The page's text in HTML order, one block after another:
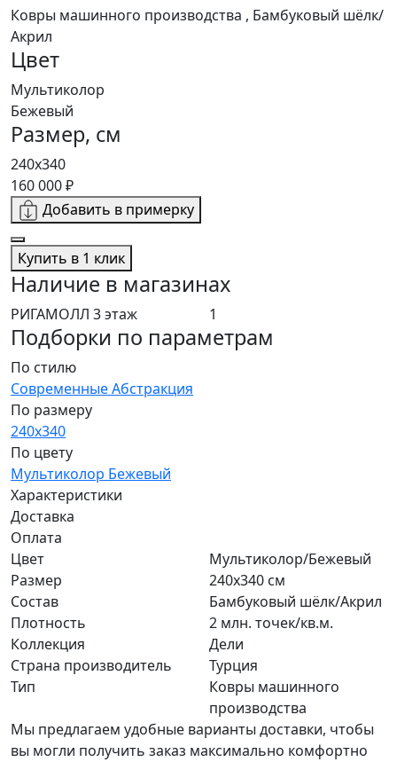
Ковры машинного производства , Бамбуковый шёлк/
Акрил
Цвет
Мультиколор
Бежевый
Размер, см
240x340
160 000 ₽
Добавить в примерку
Купить в 1 клик
Наличие в магазинах
РИГАМОЛЛ 3 этаж 1
Подборки по параметрам
По стилю
СовременныеАбстракция
По размеру
240x340
По цвету
Мультиколор Бежевый
Характеристики
Доставка
Оплата
Цвет
Мультиколор/Бежевый
Размер
240x340 см
Состав
Бамбуковый шёлк/Акрил
Плотность
2 млн. точек/кв.м.
Коллекция
Дели
Страна производитель
Турция
Тип
Ковры машинного
производства
Мы предлагаем удобные варианты доставки, чтобы
вы могли получить заказ максимально комфортно